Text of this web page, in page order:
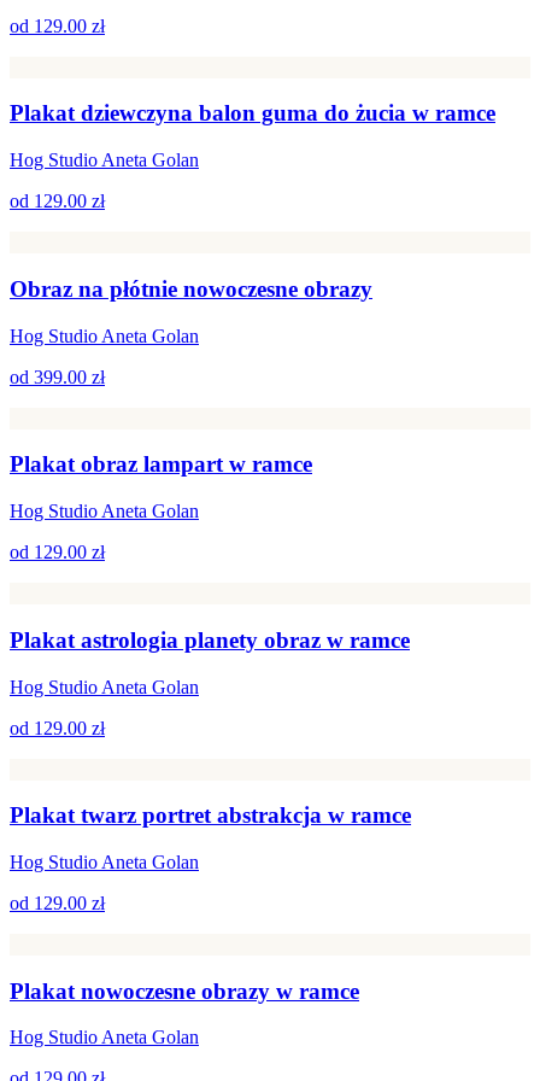
od 129.00 zł
Plakat dziewczyna balon guma do żucia w ramce
Hog Studio Aneta Golan
od 129.00 zł
Obraz na płótnie nowoczesne obrazy
Hog Studio Aneta Golan
od 399.00 zł
Plakat obraz lampart w ramce
Hog Studio Aneta Golan
od 129.00 zł
Plakat astrologia planety obraz w ramce
Hog Studio Aneta Golan
od 129.00 zł
Plakat twarz portret abstrakcja w ramce
Hog Studio Aneta Golan
od 129.00 zł
Plakat nowoczesne obrazy w ramce
Hog Studio Aneta Golan